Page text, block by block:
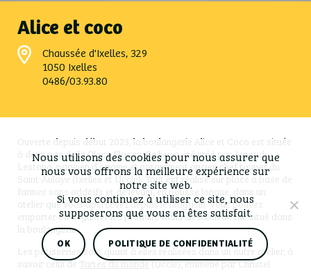
Alice et coco
Chaussée d'Ixelles, 329
1050 Ixelles
0486/03.93.80
Ouverte depuis début 2023, la boulangerie Alice et Coco est située
à deux pas de la Place Flagey. Ce lieu a été créé par Arnaud
Lestang, parisien d’origine et notamment ancien chef tourier du
Saint-Aulaye (Ixelles et Uccle). Tout est réalisé sur place à base de
farines sans additifs et de levain, en pousse longue, dans un
atelier que vous apercevez depuis le magasin. Vous pouvez
emporter ou déguster les produits dans un salon de thé situé dans
la boulangerie.
Les pâtisseries sont quant à elles réalisées dans un autre atelier, à
savoir celui deTartes du monde(Uccle), emmené par Christel
Nous utilisons des cookies pour nous assurer que
nous vous offrons la meilleure expérience sur
notre site web.
Si vous continuez à utiliser ce site, nous
supposerons que vous en êtes satisfait.
OK POLITIQUE DE CONFIDENTIALITÉ